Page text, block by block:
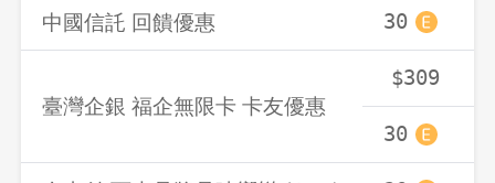
中國信託 回饋優惠 30
臺灣企銀 福企無限卡 卡友優惠
$309
30